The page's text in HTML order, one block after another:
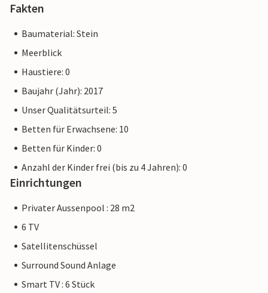
Fakten
Baumaterial: Stein
Meerblick
Haustiere: 0
Baujahr (Jahr): 2017
Unser Qualitätsurteil: 5
Betten für Erwachsene: 10
Betten für Kinder: 0
Anzahl der Kinder frei (bis zu 4 Jahren): 0
Einrichtungen
Privater Aussenpool : 28 m2
6 TV
Satellitenschüssel
Surround Sound Anlage
Smart TV : 6 Stück